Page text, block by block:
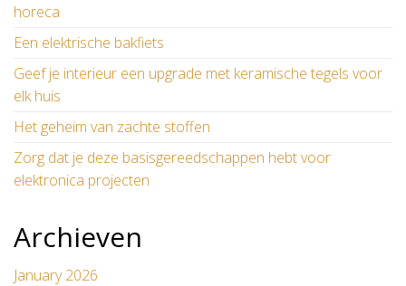
horeca
Een elektrische bakfiets
Geef je interieur een upgrade met keramische tegels voor
elk huis
Het geheim van zachte stoffen
Zorg dat je deze basisgereedschappen hebt voor
elektronica projecten
Archieven
January 2026